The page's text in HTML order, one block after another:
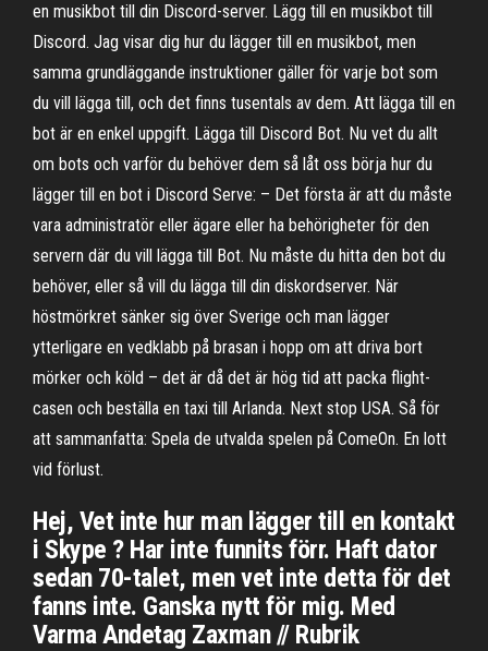
en musikbot till din Discord-server. Lägg till en musikbot till
Discord. Jag visar dig hur du lägger till en musikbot, men
samma grundläggande instruktioner gäller för varje bot som
du vill lägga till, och det finns tusentals av dem. Att lägga till en
bot är en enkel uppgift. Lägga till Discord Bot. Nu vet du allt
om bots och varför du behöver dem så låt oss börja hur du
lägger till en bot i Discord Serve: – Det första är att du måste
vara administratör eller ägare eller ha behörigheter för den
servern där du vill lägga till Bot. Nu måste du hitta den bot du
behöver, eller så vill du lägga till din diskordserver. När
höstmörkret sänker sig över Sverige och man lägger
ytterligare en vedklabb på brasan i hopp om att driva bort
mörker och köld – det är då det är hög tid att packa flight-
casen och beställa en taxi till Arlanda. Next stop USA. Så för
att sammanfatta: Spela de utvalda spelen på ComeOn. En lott
vid förlust.
Hej, Vet inte hur man lägger till en kontakt
i Skype ? Har inte funnits förr. Haft dator
sedan 70-talet, men vet inte detta för det
fanns inte. Ganska nytt för mig. Med
Varma Andetag Zaxman // Rubrik